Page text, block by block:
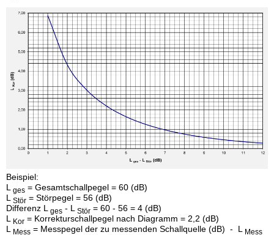
Beispiel:
L ges = Gesamtschallpegel = 60 (dB)
L Stör = Störpegel = 56 (dB)
Differenz L ges - L Stör = 60 - 56 = 4 (dB)
L Kor = Korrekturschallpegel nach Diagramm = 2,2 (dB)
L Mess = Messpegel der zu messenden Schallquelle (dB) - L Mess